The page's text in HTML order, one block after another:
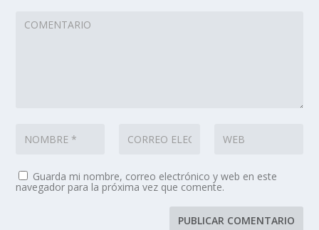
Guarda mi nombre, correo electrónico y web en este
navegador para la próxima vez que comente.